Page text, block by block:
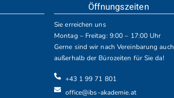
Öffnungszeiten
Sie erreichen uns
Montag – Freitag: 9:00 – 17:00 Uhr
Gerne sind wir nach Vereinbarung auch
außerhalb der Bürozeiten für Sie da!
+43 1 99 71 801
office@ibs-akademie.at